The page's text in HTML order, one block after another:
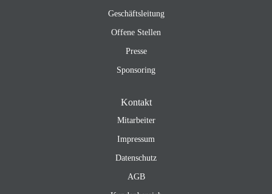
Geschäftsleitung
Offene Stellen
Presse
Sponsoring
Kontakt
Mitarbeiter
Impressum
Datenschutz
AGB